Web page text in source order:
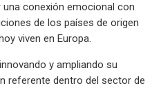
conexión emocional con
de los países de origen
viven en Europa.
y ampliando su
referente dentro del sector de